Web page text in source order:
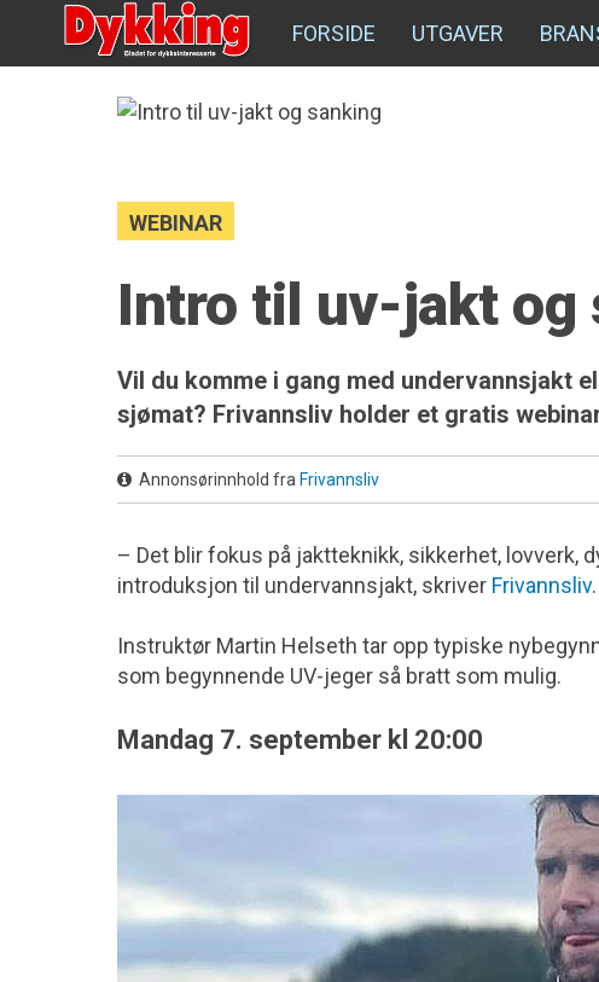
FORSIDE UTGAVER
WEBINAR
Intro til uv-jakt og
Vil du komme i gang med undervannsjakt
sjømat? Frivannsliv holder et gratis
Annonsørinnhold fra Frivannsliv
– Det blir fokus på jaktteknikk, sikkerhet, lovverk,
introduksjon til undervannsjakt, skriver Frivannsliv.
Instruktør Martin Helseth tar opp typiske
som begynnende UV-jeger så bratt som mulig.
Mandag 7. september kl 20:00